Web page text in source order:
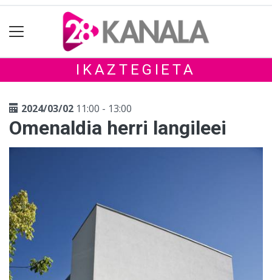
IKAZTEGIETA
2024/03/02 11:00 - 13:00
Omenaldia herri langileei